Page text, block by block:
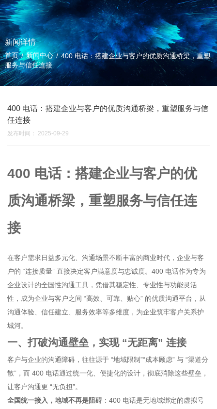
新闻详情
首页/新闻中心 /400 电话：搭建企业与客户的优质沟通桥梁，重塑
服务与信任连接
400 电话：搭建企业与客户的优质沟通桥梁，重塑服务与信
任连接
发布时间： 2025-09-29
400 电话：搭建企业与客户的优
质沟通桥梁，重塑服务与信任连
接
在客户需求日益多元化、沟通场景不断丰富的商业时代，企业与客
户的 “连接质量” 直接决定客户满意度与忠诚度。400 电话作为专为
企业设计的全国性沟通工具，凭借其稳定性、专业性与功能灵活
性，成为企业与客户之间 “高效、可靠、贴心” 的优质沟通平台，从
沟通体验、信任建立、服务效率等多维度，为企业筑牢客户关系护
城河。
一、打破沟通壁垒，实现 “无距离” 连接
客户与企业的沟通障碍，往往源于 “地域限制”“成本顾虑” 与 “渠道分
散”，而 400 电话通过统一化、便捷化的设计，彻底消除这些壁垒，
让客户沟通更 “无负担”。
全国统一接入，地域不再是阻碍 ：400 电话是无地域绑定的虚拟号